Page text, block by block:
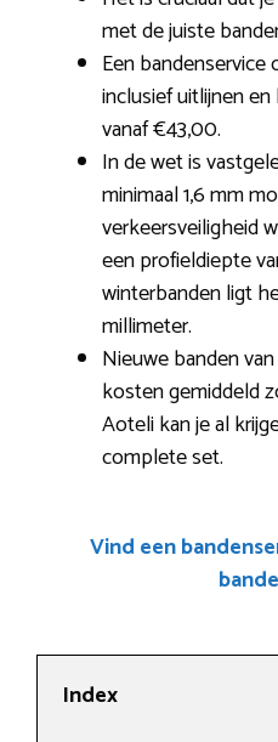
met de juiste
Een
inclusief uitlijnen
vanaf €43,00.
In de wet is
minimaal 1,6 mm
verkeersveiligheid
een profieldiepte
winterbanden ligt
millimeter.
Nieuwe banden
kosten gemiddeld
Aoteli kan je al
complete set.
Vind een
Index